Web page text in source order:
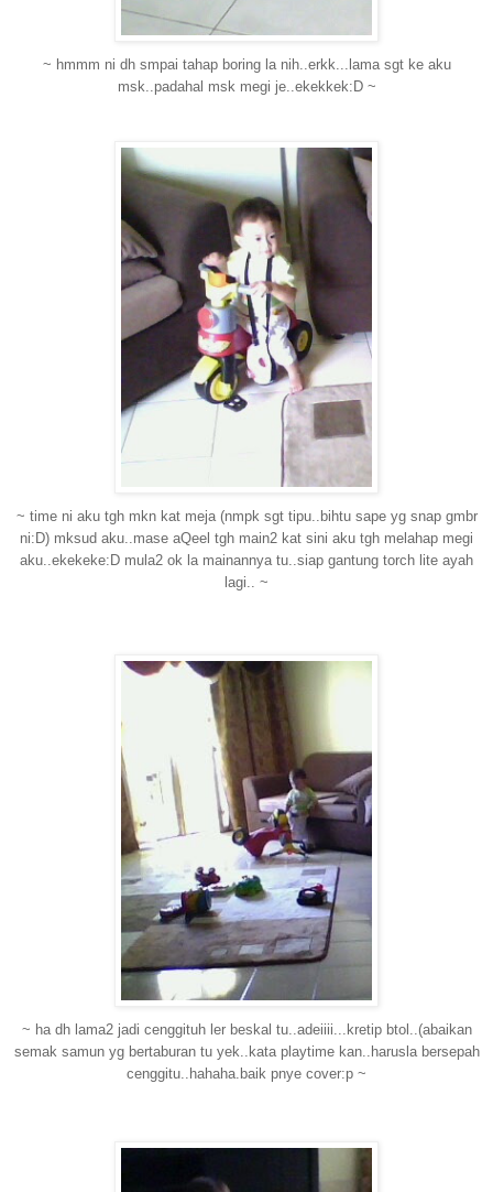
~ hmmm ni dh smpai tahap boring la nih..erkk...lama sgt ke aku
msk..padahal msk megi je..ekekkek:D ~
~ time ni aku tgh mkn kat meja (nmpk sgt tipu..bihtu sape yg snap gmbr
ni:D) mksud aku..mase aQeel tgh main2 kat sini aku tgh melahap megi
aku..ekekeke:D mula2 ok la mainannya tu..siap gantung torch lite ayah
lagi.. ~
~ ha dh lama2 jadi cenggituh ler beskal tu..adeiiii...kretip btol..(abaikan
semak samun yg bertaburan tu yek..kata playtime kan..harusla bersepah
cenggitu..hahaha.baik pnye cover:p ~